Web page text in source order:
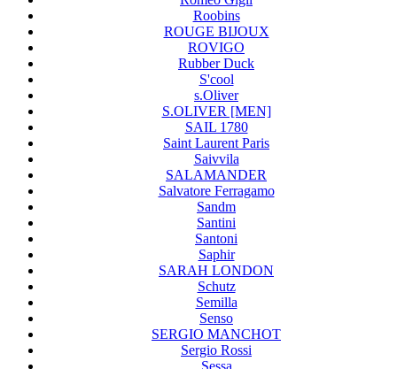
Roobins
ROUGE BIJOUX
ROVIGO
Rubber Duck
S'cool
s.Oliver
S.OLIVER [MEN]
SAIL 1780
Saint Laurent Paris
Saivvila
SALAMANDER
Salvatore Ferragamo
Sandm
Santini
Santoni
Saphir
SARAH LONDON
Schutz
Semilla
Senso
SERGIO MANCHOT
Sergio Rossi
Sessa